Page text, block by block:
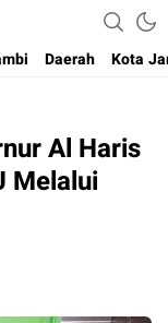
Daerah Kota
Al Haris
Melalui